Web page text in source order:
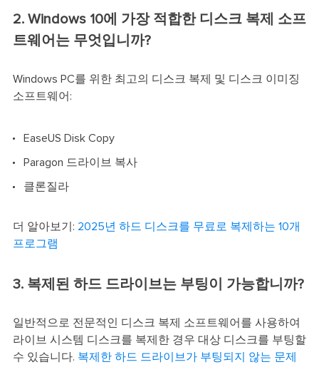
2. Windows 10에 가장 적합한 디스크 복제 소프
트웨어는 무엇입니까?
Windows PC를 위한 최고의 디스크 복제 및 디스크 이미징
소프트웨어:
EaseUS Disk Copy
Paragon 드라이브 복사
클론질라
더 알아보기: 2025년 하드 디스크를 무료로 복제하는 10개
프로그램
3. 복제된 하드 드라이브는 부팅이 가능합니까?
일반적으로 전문적인 디스크 복제 소프트웨어를 사용하여
라이브 시스템 디스크를 복제한 경우 대상 디스크를 부팅할
수 있습니다. 복제한 하드 드라이브가 부팅되지 않는 문제